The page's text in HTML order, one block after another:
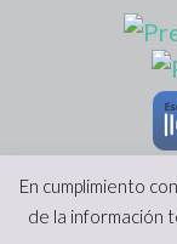
En cumplimiento
de la información